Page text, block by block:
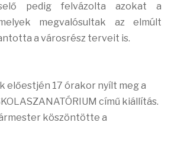
pedig felvázolta azokat a
megvalósultak az elmúlt
a városrész terveit is.
előestjén 17 órakor nyílt meg a
című kiállítás.
köszöntötte a